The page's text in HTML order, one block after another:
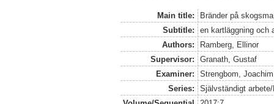
Main title:
Bränder på
Subtitle:
en kartläggning och
Authors:
Ramberg, Ellinor
Supervisor:
Granath, Gustaf
Examiner:
Strengbom, Joachim
Series:
Självständigt